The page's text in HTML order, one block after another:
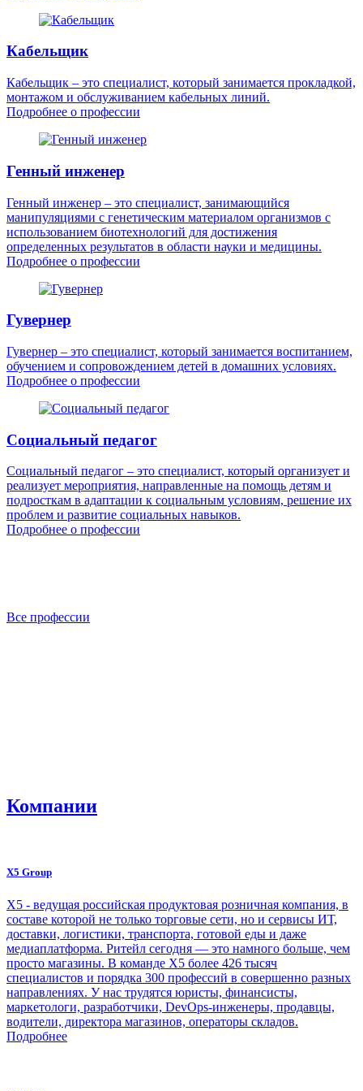
Кабельщик
Кабельщик – это специалист, который занимается прокладкой,
монтажом и обслуживанием кабельных линий.
Подробнее о профессии
Генный инженер
Генный инженер – это специалист, занимающийся
манипуляциями с генетическим материалом организмов с
использованием биотехнологий для достижения
определенных результатов в области науки и медицины.
Подробнее о профессии
Гувернер
Гувернер – это специалист, который занимается воспитанием,
обучением и сопровождением детей в домашних условиях.
Подробнее о профессии
Социальный педагог
Социальный педагог – это специалист, который организует и
реализует мероприятия, направленные на помощь детям и
подросткам в адаптации к социальным условиям, решение их
проблем и развитие социальных навыков.
Подробнее о профессии
Все профессии
Компании
X5 Group
Х5 - ведущая российская продуктовая розничная компания, в
составе которой не только торговые сети, но и сервисы ИТ,
доставки, логистики, транспорта, готовой еды и даже
медиаплатформа. Ритейл сегодня — это намного больше, чем
просто магазины. В команде Х5 более 426 тысяч
специалистов и порядка 300 профессий в совершенно разных
направлениях. У нас трудятся юристы, финансисты,
маркетологи, разработчики, DevOps-инженеры, продавцы,
водители, директора магазинов, операторы складов.
Подробнее